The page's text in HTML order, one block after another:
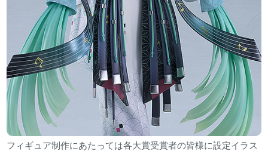
フィギュア制作にあたっては各大賞受賞者の皆様に設定イラス